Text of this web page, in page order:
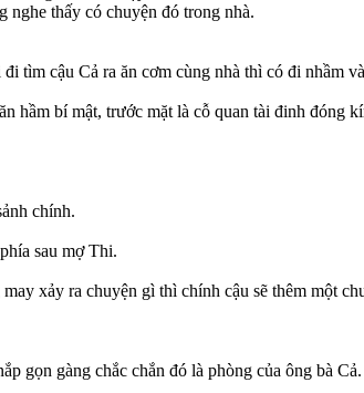
nghe thấy có chuyện đó trong nhà.
tìm cậu Cả ra ăn cơm cùng nhà thì có đi nhầm
hầm bí mật, trước mặt là cỗ quan tài đinh đóng
chính.
sau mợ Thi.
xảy ra chuyện gì thì chính cậu sẽ thêm một
gọn gàng chắc chắn đó là phòng của ông bà Cả.